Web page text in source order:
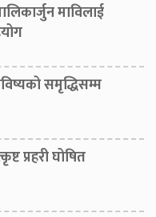
माविलाई
समृद्धिसम्म
प्रहरी घोषित